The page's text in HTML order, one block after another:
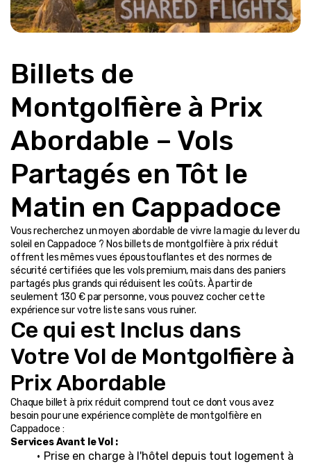
Billets de
Montgolfière à Prix
Abordable – Vols
Partagés en Tôt le
Matin en Cappadoce
Vous recherchez un moyen abordable de vivre la magie du lever du
soleil en Cappadoce ? Nos billets de montgolfière à prix réduit
offrent les mêmes vues époustouflantes et des normes de
sécurité certifiées que les vols premium, mais dans des paniers
partagés plus grands qui réduisent les coûts. À partir de
seulement 130 € par personne, vous pouvez cocher cette
expérience sur votre liste sans vous ruiner.
Ce qui est Inclus dans
Votre Vol de Montgolfière à
Prix Abordable
Chaque billet à prix réduit comprend tout ce dont vous avez
besoin pour une expérience complète de montgolfière en
Cappadoce :
Services Avant le Vol :
Prise en charge à l'hôtel depuis tout logement à